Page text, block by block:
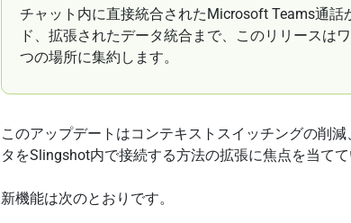
チャット内に直接統合されたMicrosoft Teams通話
ド、拡張されたデータ統合まで、このリリースは
つの場所に集約します。
このアップデートはコンテキストスイッチングの削
タをSlingshot内で接続する方法の拡張に焦点を当てて
新機能は次のとおりです。